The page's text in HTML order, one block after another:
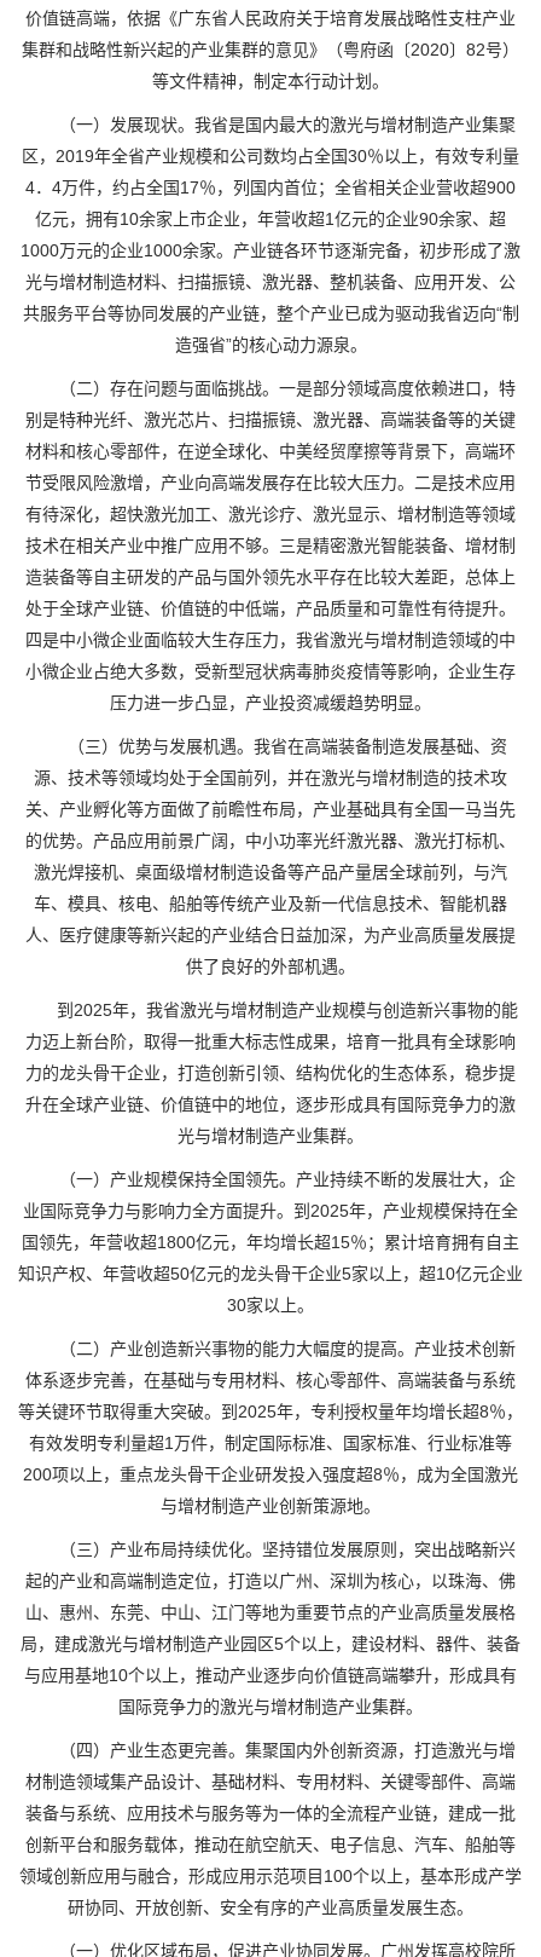
价值链高端，依据《广东省人民政府关于培育发展战略性支柱产业
集群和战略性新兴起的产业集群的意见》（粤府函〔2020〕82号）
等文件精神，制定本行动计划。
（一）发展现状。我省是国内最大的激光与增材制造产业集聚
区，2019年全省产业规模和公司数均占全国30％以上，有效专利量
4．4万件，约占全国17％，列国内首位；全省相关企业营收超900
亿元，拥有10余家上市企业，年营收超1亿元的企业90余家、超
1000万元的企业1000余家。产业链各环节逐渐完备，初步形成了激
光与增材制造材料、扫描振镜、激光器、整机装备、应用开发、公
共服务平台等协同发展的产业链，整个产业已成为驱动我省迈向“制
造强省”的核心动力源泉。
（二）存在问题与面临挑战。一是部分领域高度依赖进口，特
别是特种光纤、激光芯片、扫描振镜、激光器、高端装备等的关键
材料和核心零部件，在逆全球化、中美经贸摩擦等背景下，高端环
节受限风险激增，产业向高端发展存在比较大压力。二是技术应用
有待深化，超快激光加工、激光诊疗、激光显示、增材制造等领域
技术在相关产业中推广应用不够。三是精密激光智能装备、增材制
造装备等自主研发的产品与国外领先水平存在比较大差距，总体上
处于全球产业链、价值链的中低端，产品质量和可靠性有待提升。
四是中小微企业面临较大生存压力，我省激光与增材制造领域的中
小微企业占绝大多数，受新型冠状病毒肺炎疫情等影响，企业生存
压力进一步凸显，产业投资减缓趋势明显。
（三）优势与发展机遇。我省在高端装备制造发展基础、资
源、技术等领域均处于全国前列，并在激光与增材制造的技术攻
关、产业孵化等方面做了前瞻性布局，产业基础具有全国一马当先
的优势。产品应用前景广阔，中小功率光纤激光器、激光打标机、
激光焊接机、桌面级增材制造设备等产品产量居全球前列，与汽
车、模具、核电、船舶等传统产业及新一代信息技术、智能机器
人、医疗健康等新兴起的产业结合日益加深，为产业高质量发展提
供了良好的外部机遇。
到2025年，我省激光与增材制造产业规模与创造新兴事物的能
力迈上新台阶，取得一批重大标志性成果，培育一批具有全球影响
力的龙头骨干企业，打造创新引领、结构优化的生态体系，稳步提
升在全球产业链、价值链中的地位，逐步形成具有国际竞争力的激
光与增材制造产业集群。
（一）产业规模保持全国领先。产业持续不断的发展壮大，企
业国际竞争力与影响力全方面提升。到2025年，产业规模保持在全
国领先，年营收超1800亿元，年均增长超15％；累计培育拥有自主
知识产权、年营收超50亿元的龙头骨干企业5家以上，超10亿元企业
30家以上。
（二）产业创造新兴事物的能力大幅度的提高。产业技术创新
体系逐步完善，在基础与专用材料、核心零部件、高端装备与系统
等关键环节取得重大突破。到2025年，专利授权量年均增长超8％，
有效发明专利量超1万件，制定国际标准、国家标准、行业标准等
200项以上，重点龙头骨干企业研发投入强度超8％，成为全国激光
与增材制造产业创新策源地。
（三）产业布局持续优化。坚持错位发展原则，突出战略新兴
起的产业和高端制造定位，打造以广州、深圳为核心，以珠海、佛
山、惠州、东莞、中山、江门等地为重要节点的产业高质量发展格
局，建成激光与增材制造产业园区5个以上，建设材料、器件、装备
与应用基地10个以上，推动产业逐步向价值链高端攀升，形成具有
国际竞争力的激光与增材制造产业集群。
（四）产业生态更完善。集聚国内外创新资源，打造激光与增
材制造领域集产品设计、基础材料、专用材料、关键零部件、高端
装备与系统、应用技术与服务等为一体的全流程产业链，建成一批
创新平台和服务载体，推动在航空航天、电子信息、汽车、船舶等
领域创新应用与融合，形成应用示范项目100个以上，基本形成产学
研协同、开放创新、安全有序的产业高质量发展生态。
（一）优化区域布局，促进产业协同发展。广州发挥高校院所